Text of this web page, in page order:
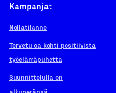
Kampanjat
Nollatilanne
Tervetuloa kohti positiivista
työelämäpuhetta
Suunnittelulla on
alkuperänsä